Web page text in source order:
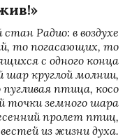
Радио: в воздухе
то погасающих, то
с одного конца
шар круглой молнии,
птица, косо
точки земного шара
пролет птиц,
из жизни духа.